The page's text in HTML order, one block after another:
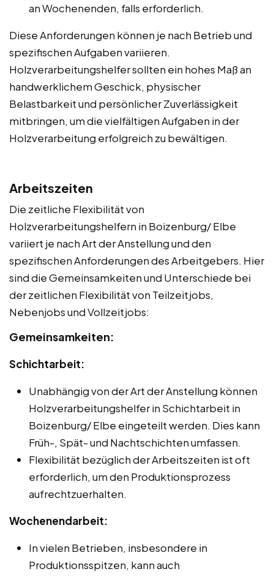
an Wochenenden, falls erforderlich.
Diese Anforderungen können je nach Betrieb und
spezifischen Aufgaben variieren.
Holzverarbeitungshelfer sollten ein hohes Maß an
handwerklichem Geschick, physischer
Belastbarkeit und persönlicher Zuverlässigkeit
mitbringen, um die vielfältigen Aufgaben in der
Holzverarbeitung erfolgreich zu bewältigen.
Arbeitszeiten
Die zeitliche Flexibilität von
Holzverarbeitungshelfern in Boizenburg/ Elbe
variiert je nach Art der Anstellung und den
spezifischen Anforderungen des Arbeitgebers. Hier
sind die Gemeinsamkeiten und Unterschiede bei
der zeitlichen Flexibilität von Teilzeitjobs,
Nebenjobs und Vollzeitjobs:
Gemeinsamkeiten:
Schichtarbeit:
Unabhängig von der Art der Anstellung können
Holzverarbeitungshelfer in Schichtarbeit in
Boizenburg/ Elbe eingeteilt werden. Dies kann
Früh-, Spät- und Nachtschichten umfassen.
Flexibilität bezüglich der Arbeitszeiten ist oft
erforderlich, um den Produktionsprozess
aufrechtzuerhalten.
Wochenendarbeit:
In vielen Betrieben, insbesondere in
Produktionsspitzen, kann auch